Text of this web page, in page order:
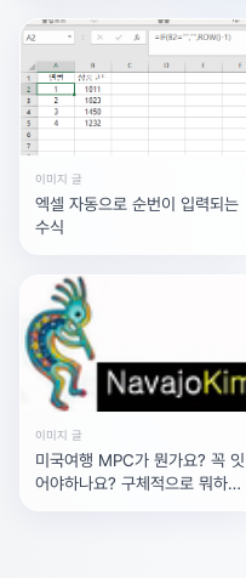
이미지 글
엑셀 자동으로 순번이 입력되는
수식
이미지 글
미국여행 MPC가 뭔가요? 꼭 잇
어야하나요? 구체적으로 뭐하는